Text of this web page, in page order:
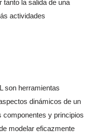
tanto la salida de una
actividades
son herramientas
dinámicos de un
componentes y principios
modelar eficazmente